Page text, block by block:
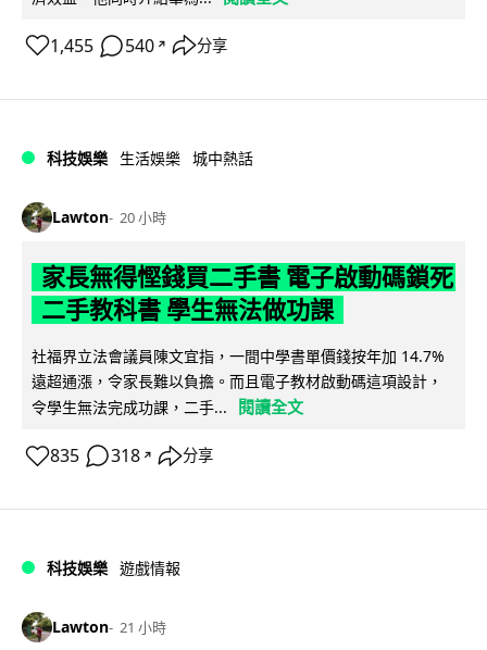
1,455 540 ↗ 分享
科技娛樂 生活娛樂 城中熱話
Lawton 20 小時
家長無得慳錢買二手書 電子啟動碼鎖死
二手教科書 學生無法做功課
社福界立法會議員陳文宜指，一間中學書單價錢按年加 14.7%
遠超通漲，令家長難以負擔。而且電子教材啟動碼這項設計，
令學生無法完成功課，二手...
閱讀全文
835 318 ↗ 分享
科技娛樂 遊戲情報
Lawton 21 小時